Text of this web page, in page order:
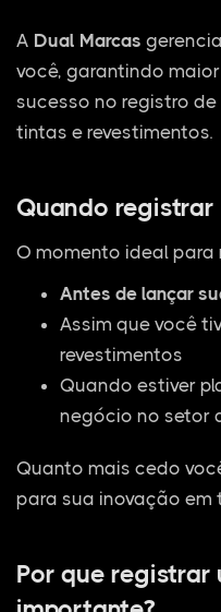
A Dual Marcas
você, garantindo
sucesso no registro
tintas e revestimentos.
Quando registrar
O momento ideal para
Antes de lançar
Assim que você
revestimentos
Quando estiver
negócio no setor
Quanto mais cedo
para sua inovação em
Por que registrar